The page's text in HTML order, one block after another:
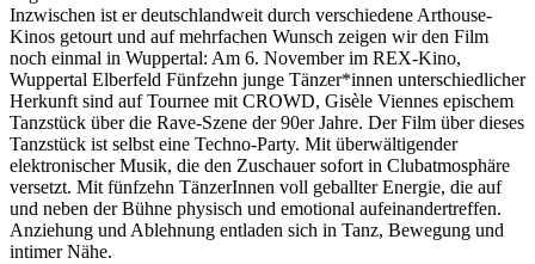
Inzwischen ist er deutschlandweit durch verschiedene Arthouse-
Kinos getourt und auf mehrfachen Wunsch zeigen wir den Film
noch einmal in Wuppertal: Am 6. November im REX-Kino,
Wuppertal Elberfeld Fünfzehn junge Tänzer*innen unterschiedlicher
Herkunft sind auf Tournee mit CROWD, Gisèle Viennes epischem
Tanzstück über die Rave-Szene der 90er Jahre. Der Film über dieses
Tanzstück ist selbst eine Techno-Party. Mit überwältigender
elektronischer Musik, die den Zuschauer sofort in Clubatmosphäre
versetzt. Mit fünfzehn TänzerInnen voll geballter Energie, die auf
und neben der Bühne physisch und emotional aufeinandertreffen.
Anziehung und Ablehnung entladen sich in Tanz, Bewegung und
intimer Nähe.